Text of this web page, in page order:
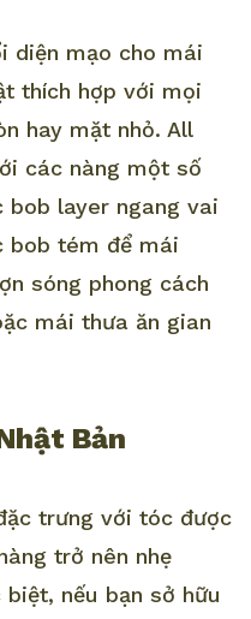
diện mạo cho mái
thích hợp với mọi
hay mặt nhỏ. All
các nàng một số
bob layer ngang vai
bob tém để mái
sóng phong cách
mái thưa ăn gian
Bản
trưng với tóc được
trở nên nhẹ
nếu bạn sở hữu